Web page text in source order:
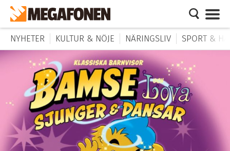
NYHETER KULTUR & NÖJE NÄRINGSLIV SPORT &